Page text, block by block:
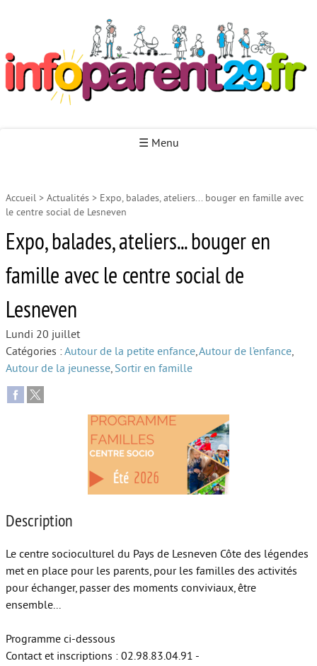
☰ Menu
Accueil
Autour de la petite enfance
Autour de l’enfance
Protéger les enfants
Face au deuil
Sortir en famille
Vie de couple
Accueil > Actualités > Expo, balades, ateliers... bouger en famille avec
le centre social de Lesneven
Expo, balades, ateliers... bouger en
famille avec le centre social de
Lesneven
Lundi 20 juillet
Catégories :Autour de la petite enfance,Autour de l’enfance,
Autour de la jeunesse, Sortir en famille
Description
Le centre socioculturel du Pays de Lesneven Côte des légendes
met en place pour les parents, pour les familles des activités
pour échanger, passer des moments conviviaux, être
ensemble...
Programme ci-dessous
Contact et inscriptions : 02.98.83.04.91 -